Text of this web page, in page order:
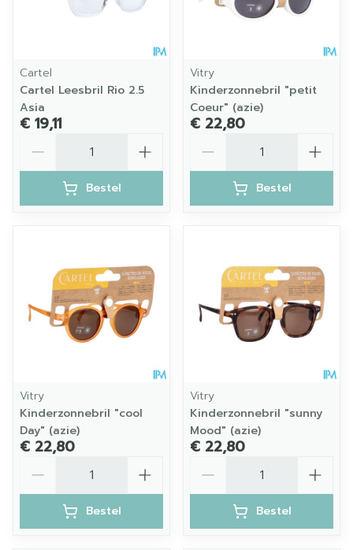
Cartel
Cartel Leesbril Rio 2.5
Asia
€ 19,11
Bestel
Vitry
Kinderzonnebril "petit
Coeur" (azie)
€ 22,80
Bestel
Vitry
Kinderzonnebril "cool
Day" (azie)
€ 22,80
Bestel
Vitry
Kinderzonnebril "sunny
Mood" (azie)
€ 22,80
Bestel